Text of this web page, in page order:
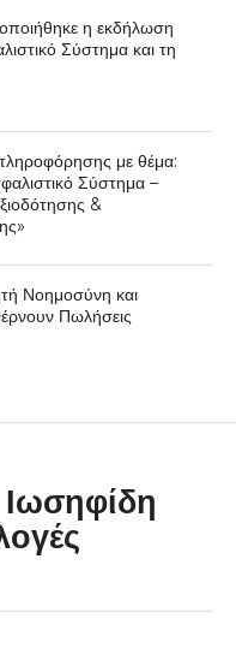
η εκδήλωση
Σύστημα και τη
με θέμα:
Σύστημα –
&
Νοημοσύνη και
Πωλήσεις